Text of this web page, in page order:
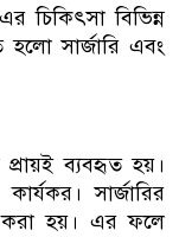
চিকিৎসা বিভিন্ন
হলো সার্জারি এবং
প্রায়ই ব্যবহৃত হয়।
সার্জারির
করা হয়। এর ফলে